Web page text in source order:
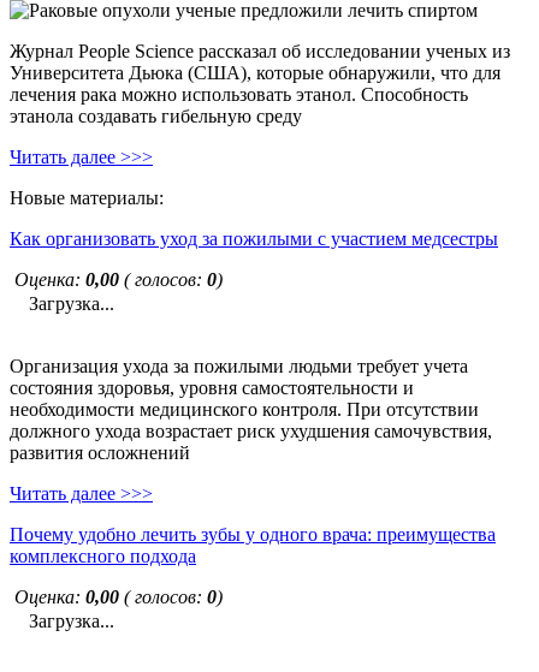
Журнал People Science рассказал об исследовании ученых из
Университета Дьюка (США), которые обнаружили, что для
лечения рака можно использовать этанол. Способность
этанола создавать гибельную среду
Читать далее >>>
Новые материалы:
Как организовать уход за пожилыми с участием медсестры
Оценка: 0,00 ( голосов: 0)
Загрузка...
Организация ухода за пожилыми людьми требует учета
состояния здоровья, уровня самостоятельности и
необходимости медицинского контроля. При отсутствии
должного ухода возрастает риск ухудшения самочувствия,
развития осложнений
Читать далее >>>
Почему удобно лечить зубы у одного врача: преимущества
комплексного подхода
Оценка: 0,00 ( голосов: 0)
Загрузка...